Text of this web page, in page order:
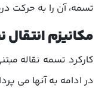
تسمه، آن را به حرکت
مکانیزم انتقال
کارکرد تسمه نقاله
در ادامه به آنها می